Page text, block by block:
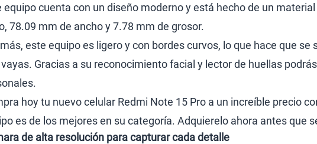
equipo cuenta con un diseño moderno y está hecho de un
78.09 mm de ancho y 7.78 mm de grosor.
este equipo es ligero y con bordes curvos, lo que hace que
Gracias a su reconocimiento facial y lector de huellas
hoy tu nuevo celular Redmi Note 15 Pro a un increíble precio
es de los mejores en su categoría. Adquierelo ahora antes que
de alta resolución para capturar cada detalle